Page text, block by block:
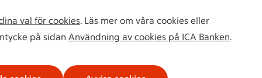
val för cookies. Läs mer om våra cookies eller
på sidan Användning av cookies på ICA Banken.